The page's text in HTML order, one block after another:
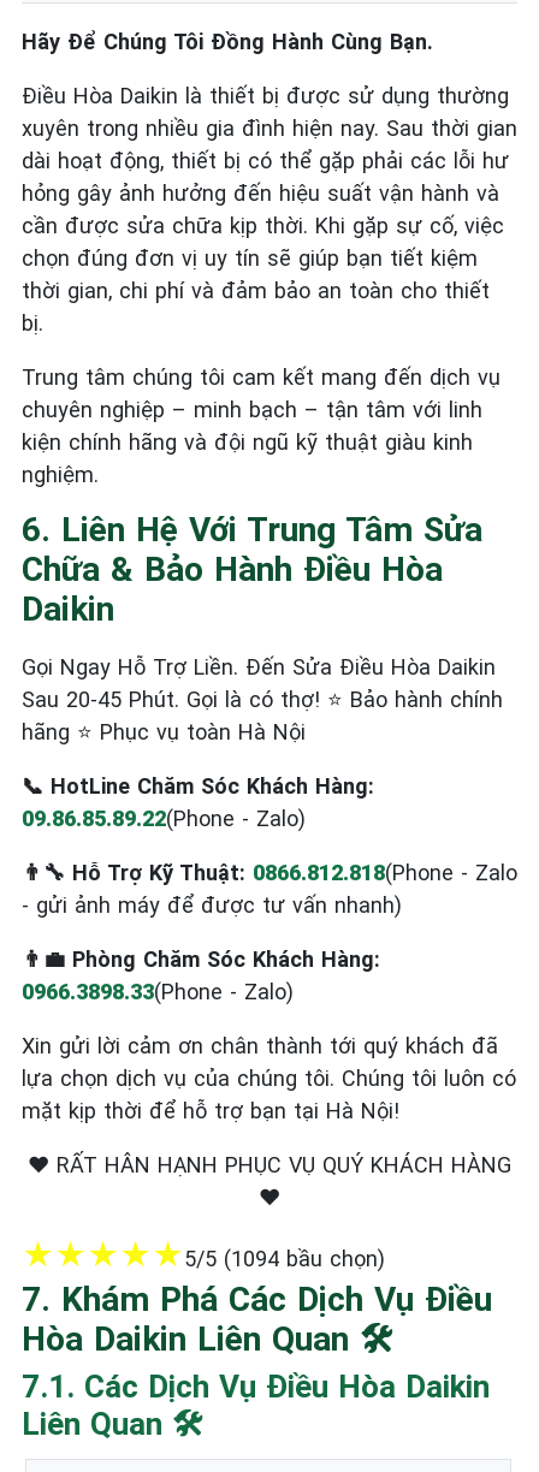
Hãy Để Chúng Tôi Đồng Hành Cùng Bạn.
Điều Hòa Daikin là thiết bị được sử dụng thường
xuyên trong nhiều gia đình hiện nay. Sau thời gian
dài hoạt động, thiết bị có thể gặp phải các lỗi hư
hỏng gây ảnh hưởng đến hiệu suất vận hành và
cần được sửa chữa kịp thời. Khi gặp sự cố, việc
chọn đúng đơn vị uy tín sẽ giúp bạn tiết kiệm
thời gian, chi phí và đảm bảo an toàn cho thiết
bị.
Trung tâm chúng tôi cam kết mang đến dịch vụ
chuyên nghiệp – minh bạch – tận tâm với linh
kiện chính hãng và đội ngũ kỹ thuật giàu kinh
nghiệm.
6. Liên Hệ Với Trung Tâm Sửa
Chữa & Bảo Hành Điều Hòa
Daikin
Gọi Ngay Hỗ Trợ Liền. Đến Sửa Điều Hòa Daikin
Sau 20-45 Phút. Gọi là có thợ! ⭐ Bảo hành chính
hãng ⭐ Phục vụ toàn Hà Nội
📞 HotLine Chăm Sóc Khách Hàng:
09.86.85.89.22(Phone - Zalo)
👨‍🔧 Hỗ Trợ Kỹ Thuật: 0866.812.818(Phone - Zalo
- gửi ảnh máy để được tư vấn nhanh)
👨‍💼 Phòng Chăm Sóc Khách Hàng:
0966.3898.33(Phone - Zalo)
Xin gửi lời cảm ơn chân thành tới quý khách đã
lựa chọn dịch vụ của chúng tôi. Chúng tôi luôn có
mặt kịp thời để hỗ trợ bạn tại Hà Nội!
❤️ RẤT HÂN HẠNH PHỤC VỤ QUÝ KHÁCH HÀNG
❤️
★★★★★5/5 (1094 bầu chọn)
7. Khám Phá Các Dịch Vụ Điều
Hòa Daikin Liên Quan 🛠️
7.1. Các Dịch Vụ Điều Hòa Daikin
Liên Quan 🛠️